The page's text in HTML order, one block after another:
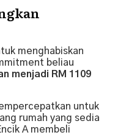
menghabiskan
beliau
menjadi RM 1109
untuk
rumah yang sedia
A membeli